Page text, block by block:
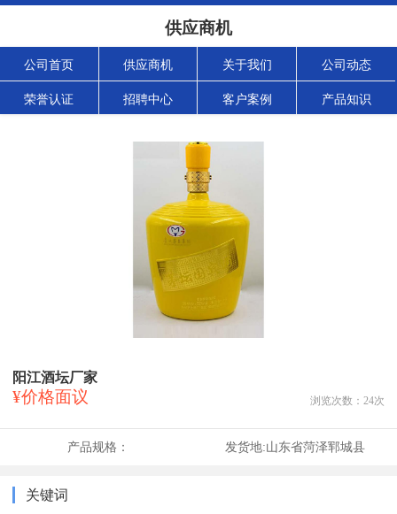
供应商机
公司首页 供应商机 关于我们 公司动态
荣誉认证 招聘中心 客户案例 产品知识
阳江酒坛厂家
¥价格面议 浏览次数： 24次
产品规格： 发货地:山东省菏泽郓城县
关键词